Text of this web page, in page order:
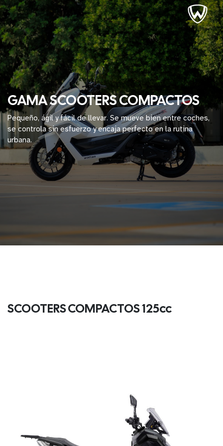
GAMA SCOOTERS COMPACTOS
Pequeño, ágil y fácil de llevar. Se mueve bien entre coches,
se controla sin esfuerzo y encaja perfecto en la rutina
urbana.
SCOOTERS COMPACTOS 125cc